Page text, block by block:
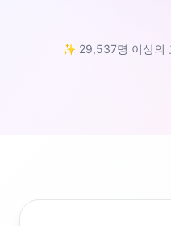
✨ 29,537명 이상의